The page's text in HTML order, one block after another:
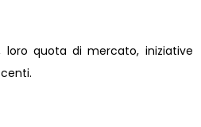
loro quota di mercato, iniziative